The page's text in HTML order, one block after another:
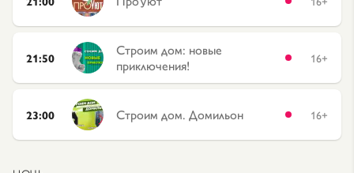
21:50
Строим дом: новые
приключения!
16+
23:00 Строим дом. Домильон 16+